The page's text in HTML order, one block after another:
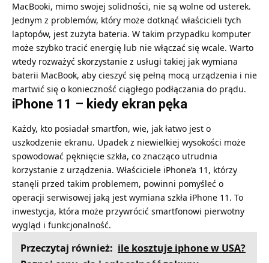
MacBooki, mimo swojej solidności, nie są wolne od usterek.
Jednym z problemów, który może dotknąć właścicieli tych
laptopów, jest zużyta bateria. W takim przypadku komputer
może szybko tracić energię lub nie włączać się wcale. Warto
wtedy rozważyć skorzystanie z usługi takiej jak wymiana
baterii MacBook, aby cieszyć się pełną mocą urządzenia i nie
martwić się o konieczność ciągłego podłączania do prądu.
iPhone 11 – kiedy ekran pęka
Każdy, kto posiadał smartfon, wie, jak łatwo jest o
uszkodzenie ekranu. Upadek z niewielkiej wysokości może
spowodować pęknięcie szkła, co znacząco utrudnia
korzystanie z urządzenia. Właściciele iPhone’a 11, którzy
stanęli przed takim problemem, powinni pomyśleć o
operacji serwisowej jaką jest wymiana szkła iPhone 11 . To
inwestycja, która może przywrócić smartfonowi pierwotny
wygląd i funkcjonalność.
Przeczytaj również: ile kosztuje iphone w USA?